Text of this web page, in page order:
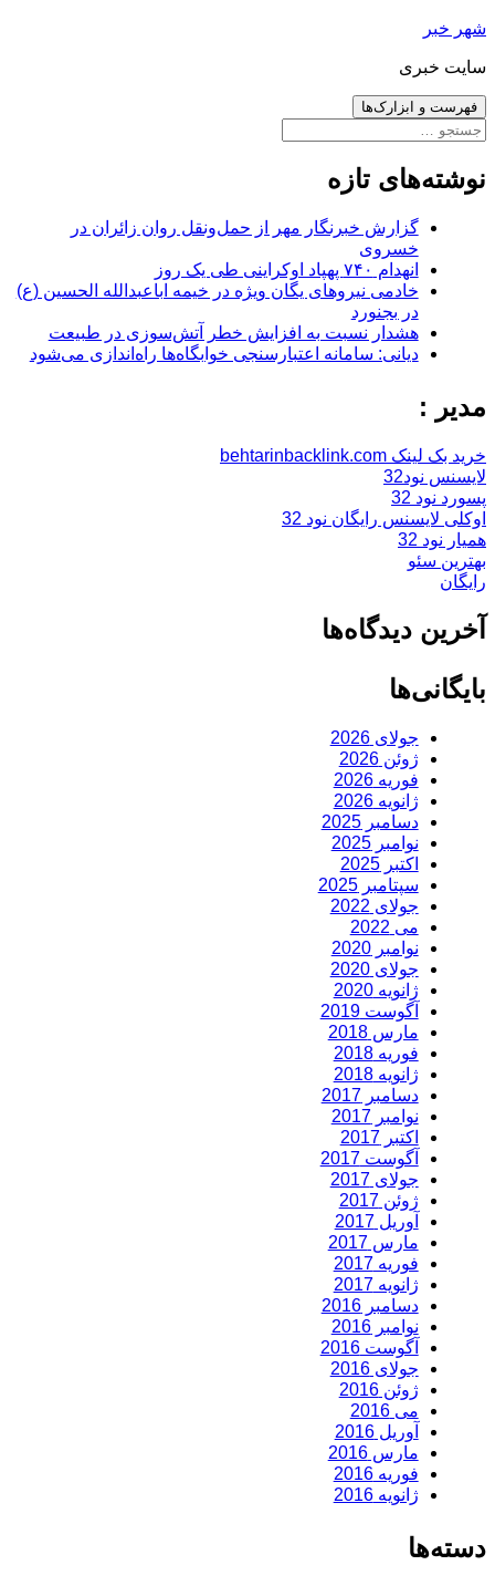
رفتن
نوشته‌ها
شهر خبر
سایت خبری
فهرست و ابزارک‌ها
جستجو
نوشته‌های تازه
گزارش خبرنگار مهر از حمل‌ونقل روان زائران در
خسروی
انهدام ۷۴۰ پهپاد اوکراینی طی یک روز
خادمی نیروهای یگان ویژه در خیمه اباعبدالله الحسین (ع)
در بجنورد
هشدار نسبت به افزایش خطر آتش‌سوزی در طبیعت
دیانی: سامانه اعتبارسنجی خوابگاه‌ها راه‌اندازی می‌شود
مدیر :
خرید بک لینک behtarinbacklink.com
لایسنس نود32
پسورد نود 32
اوکلی لایسنس رایگان نود 32
همیار نود 32
بهترین سئو
رایگان
آخرین دیدگاه‌ها
بایگانی‌ها
جولای 2026
ژوئن 2026
فوریه 2026
ژانویه 2026
دسامبر 2025
نوامبر 2025
اکتبر 2025
سپتامبر 2025
جولای 2022
می 2022
نوامبر 2020
جولای 2020
ژانویه 2020
آگوست 2019
مارس 2018
فوریه 2018
ژانویه 2018
دسامبر 2017
نوامبر 2017
اکتبر 2017
آگوست 2017
جولای 2017
ژوئن 2017
آوریل 2017
مارس 2017
فوریه 2017
ژانویه 2017
دسامبر 2016
نوامبر 2016
آگوست 2016
جولای 2016
ژوئن 2016
می 2016
آوریل 2016
مارس 2016
فوریه 2016
ژانویه 2016
دسته‌ها